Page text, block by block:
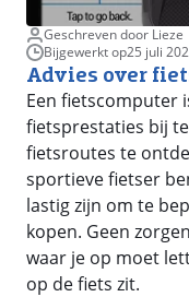
Geschreven door Lieze
Bijgewerkt op25 juli
Advies over
Een fietscomputer
fietsprestaties bij
fietsroutes te
sportieve fietser
lastig zijn om te
kopen. Geen
waar je op moet
op de fiets zit.